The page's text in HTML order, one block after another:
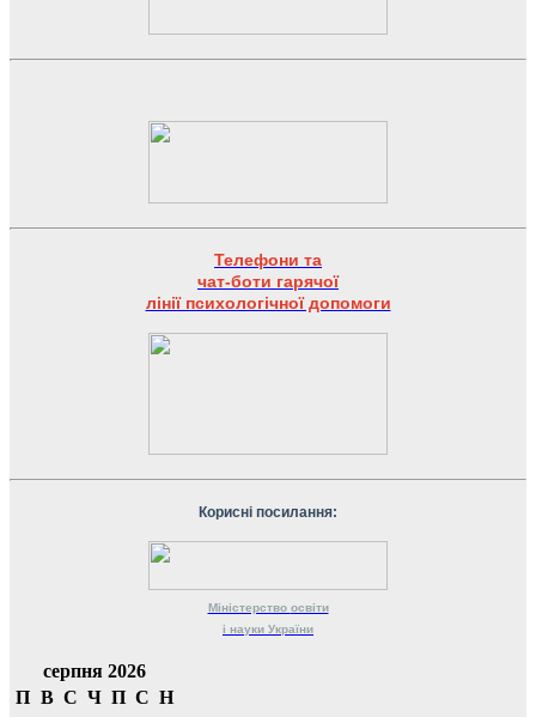
Телефони та
чат-боти гарячої
лінії психологічної допомоги
Корисні посилання:
Міністерство освіти
і науки України
серпня 2026
П В С Ч П С Н